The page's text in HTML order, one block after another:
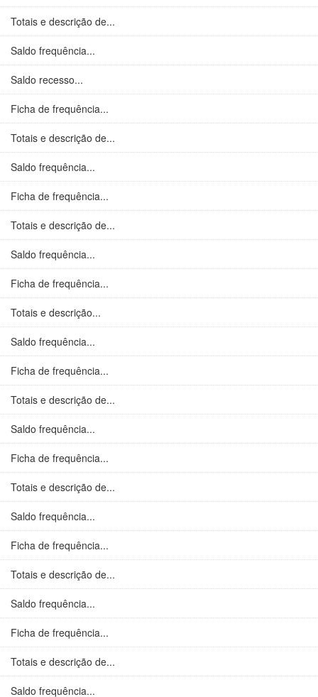
Totais e descrição de...
Saldo frequência...
Saldo recesso...
Ficha de frequência...
Totais e descrição de...
Saldo frequência...
Ficha de frequência...
Totais e descrição de...
Saldo frequência...
Ficha de frequência...
Totais e descrição...
Saldo frequência...
Ficha de frequência...
Totais e descrição de...
Saldo frequência...
Ficha de frequência...
Totais e descrição de...
Saldo frequência...
Ficha de frequência...
Totais e descrição de...
Saldo frequência...
Ficha de frequência...
Totais e descrição de...
Saldo frequência...